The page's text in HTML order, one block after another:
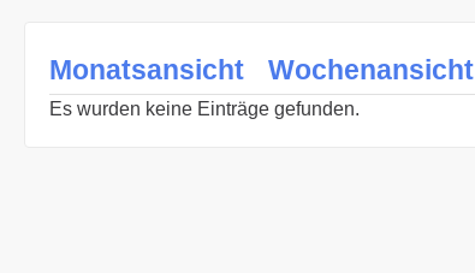
Monatsansicht Wochenansicht
Es wurden keine Einträge gefunden.